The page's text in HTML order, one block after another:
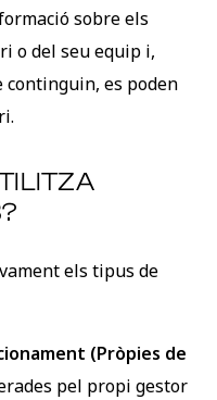
sobre els
o del seu equip i,
continguin, es poden
els tipus de
(Pròpies de
pel propi gestor